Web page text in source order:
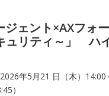
ジェント×AXフォ
ュリティ～」 ハ
年5月21 日（木）
）